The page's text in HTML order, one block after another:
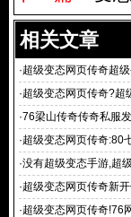
相关文章
·超级变态网页传奇超
家免费开放传
·超级变态网页传奇?超
玩
·76梁山传奇传奇私服
·超级变态网页传奇:80
私服合击传奇发
·没有超级变态手游,超
奇手游
·超级变态网页传奇新
传
·超级变态网页传奇!76